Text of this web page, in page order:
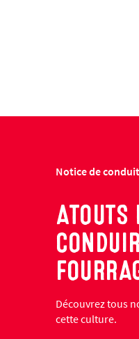
Notice de
ATOUTS
Découvrez tous
cette culture.